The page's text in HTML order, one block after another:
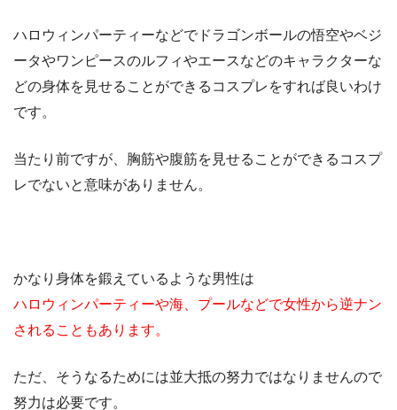
ハロウィンパーティーなどでドラゴンボールの悟空やベジ
ータやワンピースのルフィやエースなどのキャラクターな
どの身体を見せることができるコスプレをすれば良いわけ
です。
当たり前ですが、胸筋や腹筋を見せることができるコスプ
レでないと意味がありません。
かなり身体を鍛えているような男性は
ハロウィンパーティーや海、プールなどで女性から逆ナン
されることもあります。
ただ、そうなるためには並大抵の努力ではなりませんので
努力は必要です。